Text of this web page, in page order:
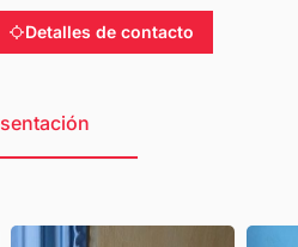
Detalles de contacto